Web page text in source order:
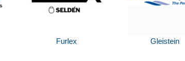
Furlex Gleistein